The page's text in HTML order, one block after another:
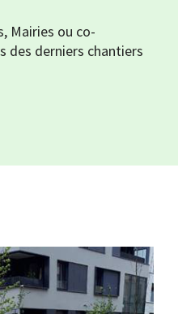
Mairies ou co-
des derniers chantiers